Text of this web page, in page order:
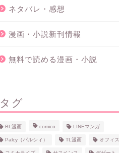
ネタバレ・感想
漫画・小説新刊情報
無料で読める漫画・小説
タグ
BL漫画 comico LINEマンガ
Palcy（パルシィ） TL漫画 オフィス